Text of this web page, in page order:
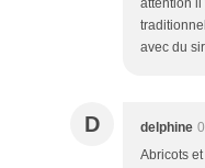
attention il
avec du
D delphine
Abricots